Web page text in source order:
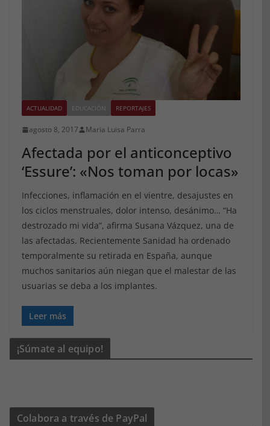
ACTUALIDAD EDUCACIÓN REPORTAJES
agosto 8, 2017 Maria Luisa Parra
Afectada por el anticonceptivo
‘Essure’: «Nos toman por locas»
Infecciones, inflamación en el vientre, desajustes en
los ciclos menstruales, dolor intenso, desánimo… “Ha
destrozado mi vida”, afirma Susana Vázquez, una de
las afectadas. Recientemente Sanidad ha ordenado
temporalmente su retirada en España, aunque
muchos sanitarios aún niegan que el malestar de las
usuarias se deba a los implantes.
Leer más
¡Súmate al equipo!
Colabora a través de PayPal